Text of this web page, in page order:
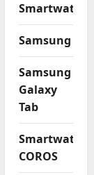
Smartwatch
Samsung
Samsung
Galaxy
Tab
Smartwatch
COROS